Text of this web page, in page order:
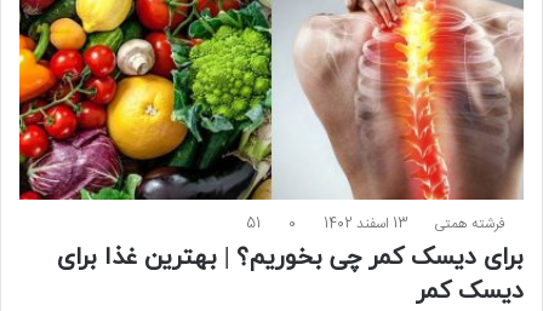
فرشته همتی 13 اسفند 1402 0
51
برای دیسک کمر چی بخوریم؟ | بهترین غذا برای
دیسک کمر